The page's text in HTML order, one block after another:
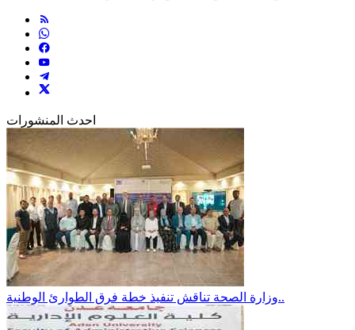
احدث المنشورات
وزارة الصحة تناقش تنفيذ خطة فرق الطوارئ الوطنية..